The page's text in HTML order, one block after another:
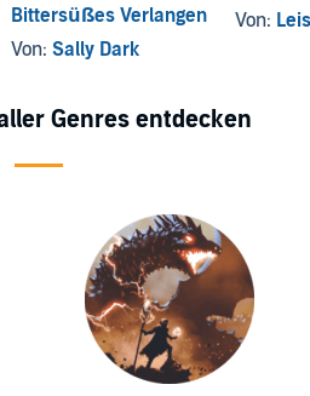
Bittersüßes Verlangen
Von: Sally Dark
Von:
Genres entdecken